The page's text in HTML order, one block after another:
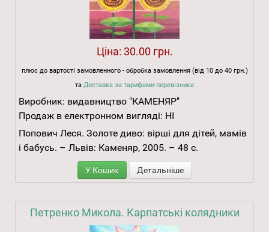
Ціна: 30.00 грн.
плюс до вартості замовленного - обробка замовлення (від 10 до 40 грн.)
та Доставка за тарифами перевізника
Виробник: видавництво "КАМЕНЯР"
Продаж в електронном вигляді: НІ
Попович Леся. Золоте диво: вірші для дітей, мамів
і бабусь. – Львів: Каменяр, 2005. – 48 с.
У Кошик Детальніше
Петренко Микола. Карпатські колядники